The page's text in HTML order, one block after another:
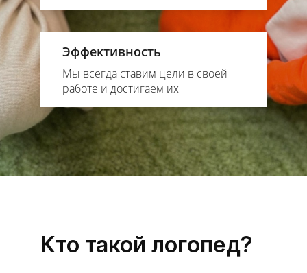
Эффективность
Мы всегда ставим цели в своей
работе и достигаем их
Кто такой логопед?